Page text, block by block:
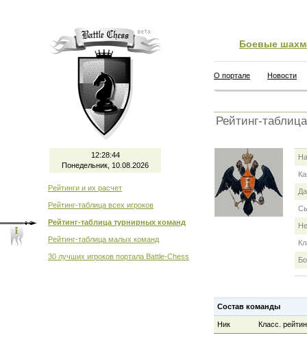
12:28:45
Понедельник, 10.08.2026
Рейтинги и их расчет
Рейтинг-таблица всех игроков
Рейтинг-таблица турнирных команд
Рейтинг-таблица малых команд
30 лучших игроков портала Battle-Chess
Боевые
О портале Новости
Рейтинг-
Состав команды
Ник Класс.